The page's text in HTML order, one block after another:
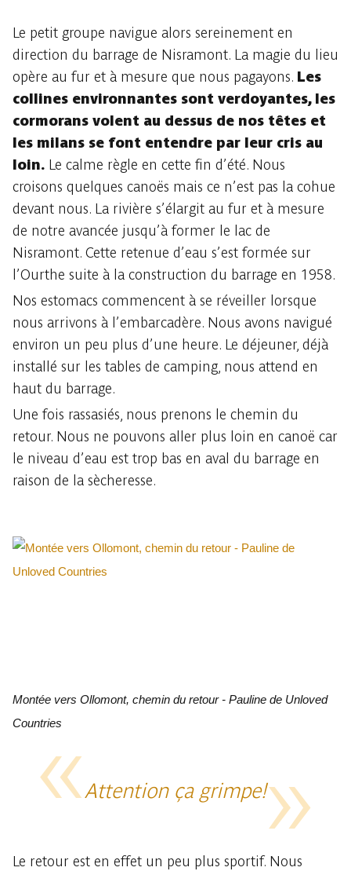
Le petit groupe navigue alors sereinement en
direction du barrage de Nisramont. La magie du lieu
opère au fur et à mesure que nous pagayons. Les
collines environnantes sont verdoyantes, les
cormorans volent au dessus de nos têtes et
les milans se font entendre par leur cris au
loin. Le calme règle en cette fin d’été. Nous
croisons quelques canoës mais ce n’est pas la cohue
devant nous. La rivière s’élargit au fur et à mesure
de notre avancée jusqu’à former le lac de
Nisramont. Cette retenue d’eau s’est formée sur
l’Ourthe suite à la construction du barrage en 1958.
Nos estomacs commencent à se réveiller lorsque
nous arrivons à l’embarcadère. Nous avons navigué
environ un peu plus d’une heure. Le déjeuner, déjà
installé sur les tables de camping, nous attend en
haut du barrage.
Une fois rassasiés, nous prenons le chemin du
retour. Nous ne pouvons aller plus loin en canoë car
le niveau d’eau est trop bas en aval du barrage en
raison de la sècheresse.
Montée vers Ollomont, chemin du retour - Pauline de Unloved
Countries
Attention ça grimpe!
Le retour est en effet un peu plus sportif. Nous